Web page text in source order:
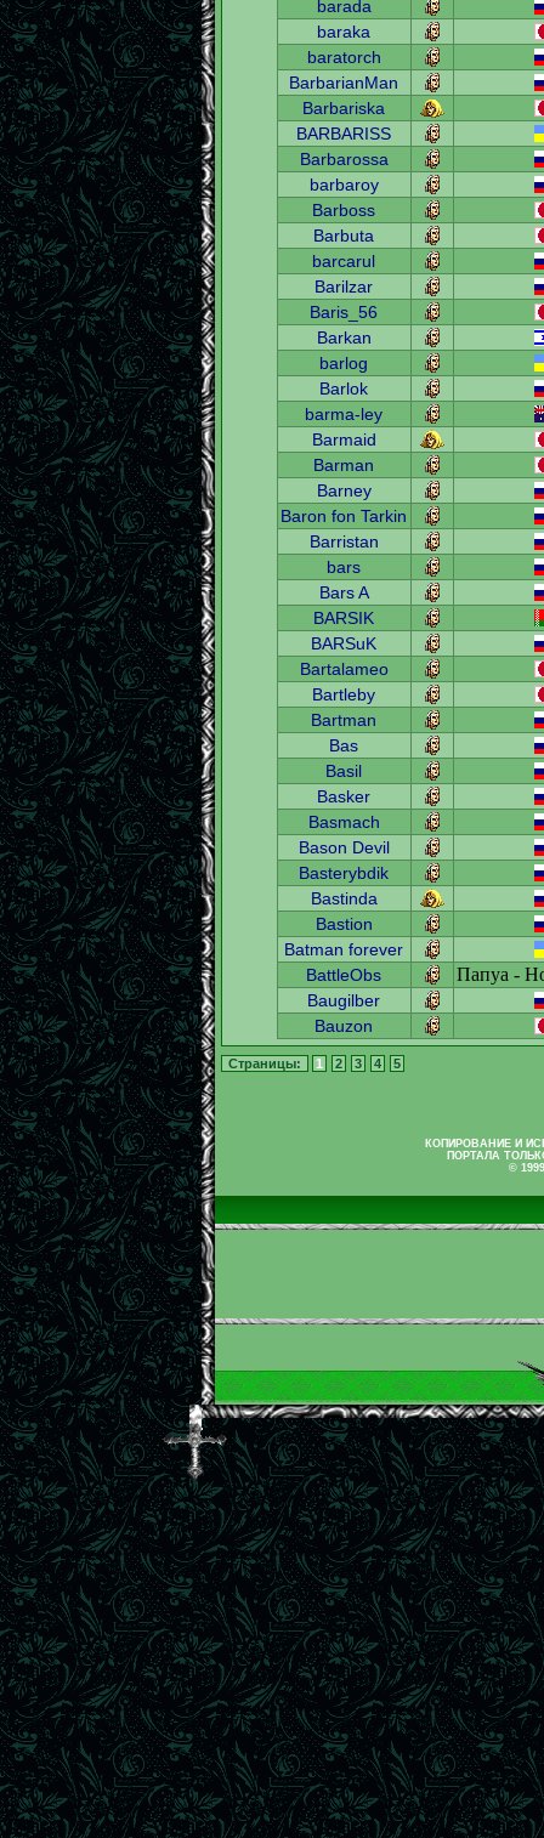
barada
baraka
baratorch
BarbarianMan
Barbariska
BARBARISS
Barbarossa
barbaroy
Barboss
Barbuta
barcarul
Barilzar
Baris_56
Barkan
barlog
Barlok
barma-ley
Barmaid
Barman
Barney
Baron fon Tarkin
Barristan
bars
Bars A
BARSIK
BARSuK
Bartalameo
Bartleby
Bartman
Bas
Basil
Basker
Basmach
Bason Devil
Basterybdik
Bastinda
Bastion
Batman forever
BattleObs
Папуа -
Baugilber
Bauzon
Страницы: 1 2 3 4 5
КОПИРОВАНИЕ И
ПОРТАЛА
©